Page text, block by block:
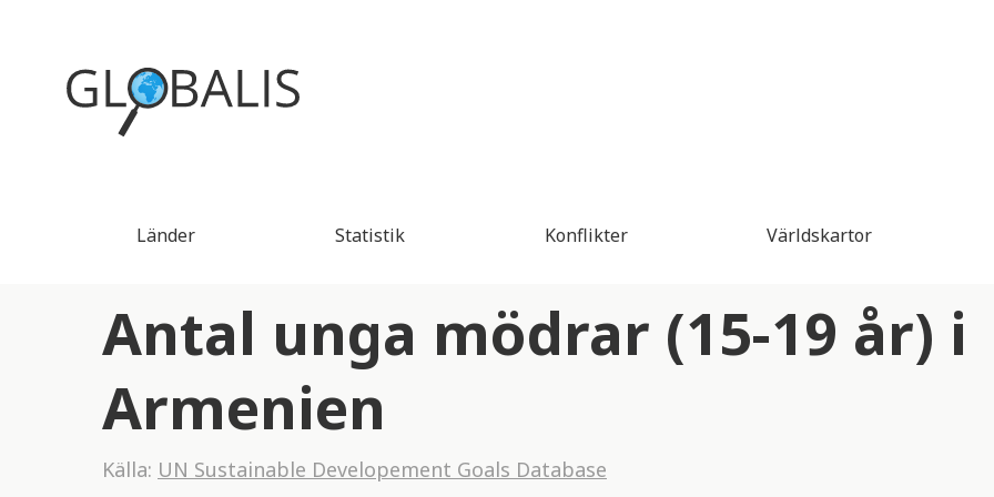
Länder Statistik Konflikter Världskartor
Antal unga mödrar (15-19 år) i
Armenien
Källa: UN Sustainable Developement Goals Database